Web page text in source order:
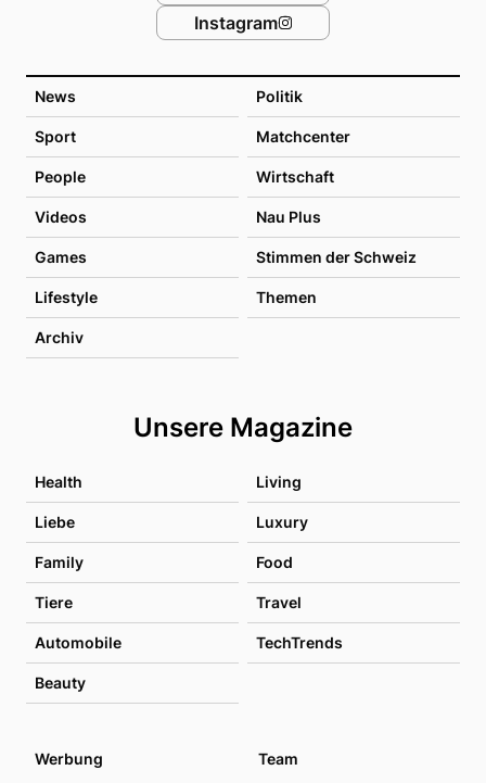
News Politik
Sport Matchcenter
People Wirtschaft
Videos Nau Plus
Games Stimmen der Schweiz
Lifestyle Themen
Archiv
Unsere Magazine
Health Living
Liebe Luxury
Family Food
Tiere Travel
Automobile TechTrends
Beauty
Instagram
Werbung Team